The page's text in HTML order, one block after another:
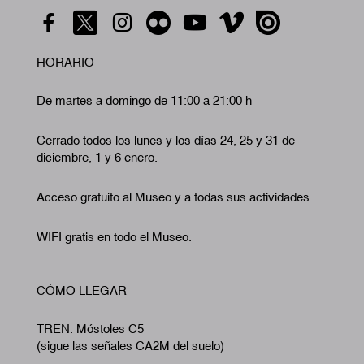
HORARIO
De martes a domingo de 11:00 a 21:00 h
Cerrado todos los lunes y los días 24, 25 y 31 de
diciembre, 1 y 6 enero.
Acceso gratuito al Museo y a todas sus actividades.
WIFI gratis en todo el Museo.
CÓMO LLEGAR
TREN: Móstoles C5
(sigue las señales CA2M del suelo)